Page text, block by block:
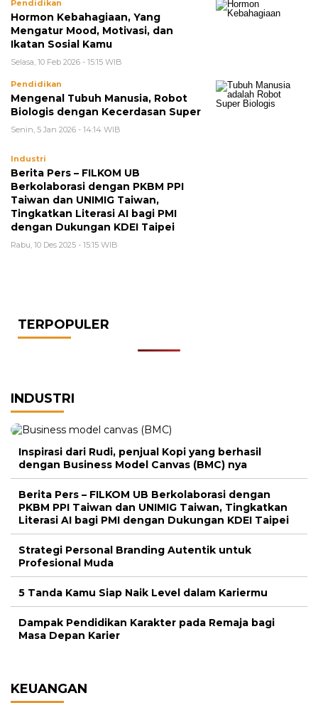
Pendidikan
Hormon Kebahagiaan, Yang
Mengatur Mood, Motivasi, dan
Ikatan Sosial Kamu
Selasa, 10 Feb 2026 - 15:15 WIB
Pendidikan
Mengenal Tubuh Manusia, Robot
Biologis dengan Kecerdasan Super
Senin, 5 Jan 2026 - 14:14 WIB
Industri
Berita Pers – FILKOM UB
Berkolaborasi dengan PKBM PPI
Taiwan dan UNIMIG Taiwan,
Tingkatkan Literasi AI bagi PMI
dengan Dukungan KDEI Taipei
Rabu, 10 Des 2025 - 15:15 WIB
TERPOPULER
INDUSTRI
Inspirasi dari Rudi, penjual Kopi yang berhasil
dengan Business Model Canvas (BMC) nya
Berita Pers – FILKOM UB Berkolaborasi dengan
PKBM PPI Taiwan dan UNIMIG Taiwan, Tingkatkan
Literasi AI bagi PMI dengan Dukungan KDEI Taipei
Strategi Personal Branding Autentik untuk
Profesional Muda
5 Tanda Kamu Siap Naik Level dalam Kariermu
Dampak Pendidikan Karakter pada Remaja bagi
Masa Depan Karier
KEUANGAN